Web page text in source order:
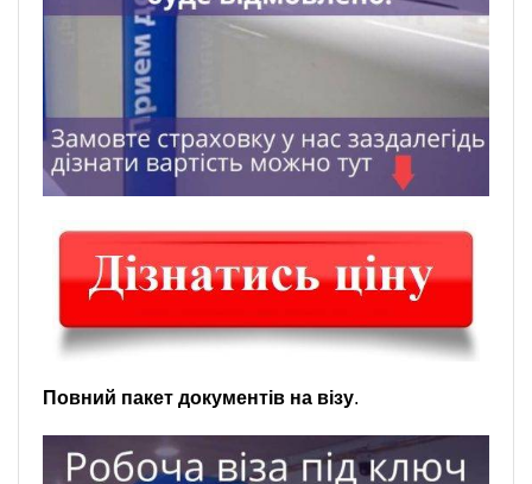
Повний пакет документів на візу.